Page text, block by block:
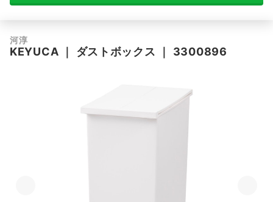
河淳
KEYUCA ｜ ダストボックス ｜ 3300896